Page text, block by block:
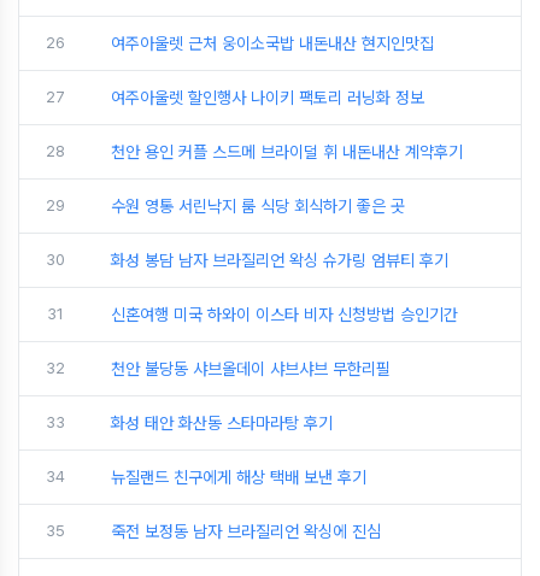
26 여주아울렛 근처 웅이소국밥 내돈내산 현지인맛집
27 여주아울렛 할인행사 나이키 팩토리 러닝화 정보
28 천안 용인 커플 스드메 브라이덜 휘 내돈내산 계약후기
29 수원 영통 서린낙지 룸 식당 회식하기 좋은 곳
30 화성 봉담 남자 브라질리언 왁싱 슈가링 엄뷰티 후기
31 신혼여행 미국 하와이 이스타 비자 신청방법 승인기간
32 천안 불당동 샤브올데이 샤브샤브 무한리필
33 화성 태안 화산동 스타마라탕 후기
34 뉴질랜드 친구에게 해상 택배 보낸 후기
35 죽전 보정동 남자 브라질리언 왁싱에 진심